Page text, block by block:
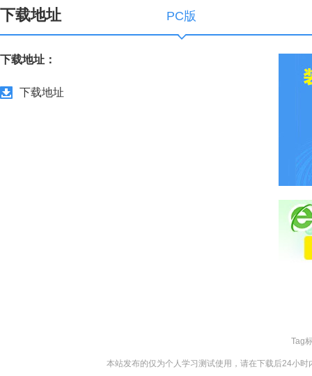
下载地址 PC版
下载地址：
下载地址
Tag
本站发布的仅为个人学习测试使用，请在下载后24小